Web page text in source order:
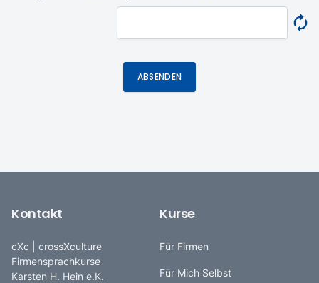
ABSENDEN
Kontakt
cXc | crossXculture
Firmensprachkurse
Karsten H. Hein e.K.
Kurse
Für Firmen
Für Mich Selbst